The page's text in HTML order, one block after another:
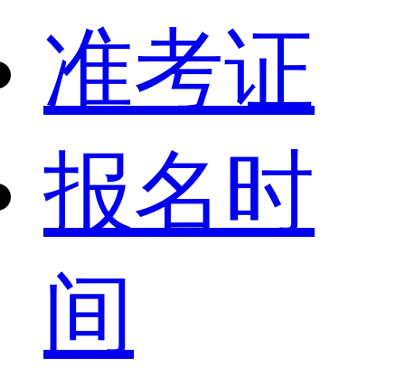
准考证
报名时
间